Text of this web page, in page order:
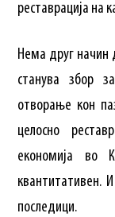
реставрација на
Нема друг начин
станува збор
отворање кон
целосно
економија во
квантитативен.
последици.